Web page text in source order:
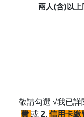
兩人(含)以
敬請勾選 √我已詳
費 或 2. 信用卡繳